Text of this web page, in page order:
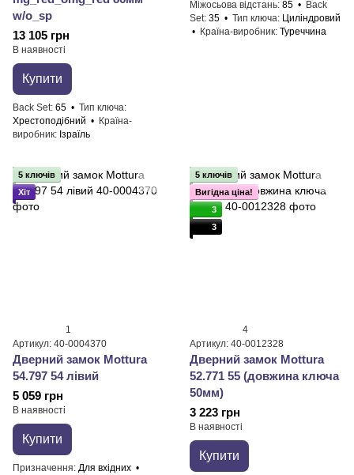
w/o_sp
13 105 грн
В наявності
Купити
Back Set 65
Тип ключа
Хрестоподібний
Країна-
виробник
Ізраїль
Міжосьова відстань 85
Back
Set 35 Тип ключа Циліндровий
Країна-виробник Туреччина
5 ключів
Хіт
1
Артикул: 40-0004370
Дверний замок ​Mottura
54.797 54 лівий
5 059 грн
В наявності
Купити
Призначення Для вхідних
5 ключів
Вигідна ціна!
3
3
4
Артикул: 40-0012328
Дверний замок ​Mottura
52.771 55 (довжина ключа
50мм)
3 223 грн
В наявності
Купити